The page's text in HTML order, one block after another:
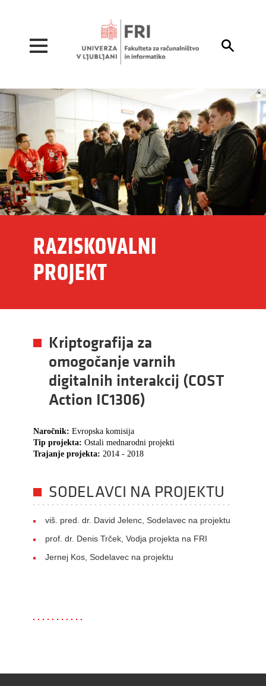

RAZISKOVALNI
PROJEKT
Kriptografija za
omogočanje varnih
digitalnih interakcij (COST
Action IC1306)
Naročnik: Evropska komisija
Tip projekta: Ostali mednarodni projekti
Trajanje projekta: 2014 - 2018
SODELAVCI NA PROJEKTU
viš. pred. dr. David Jelenc, Sodelavec na projektu
prof. dr. Denis Trček, Vodja projekta na FRI
Jernej Kos, Sodelavec na projektu